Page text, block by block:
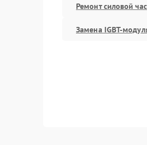
Ремонт силовой
Замена IGBT-